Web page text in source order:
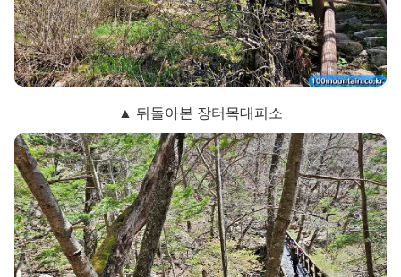
▲ 뒤돌아본 장터목대피소